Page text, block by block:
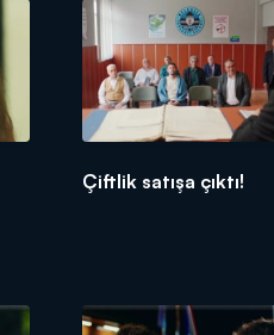
Çiftlik satışa çıktı!